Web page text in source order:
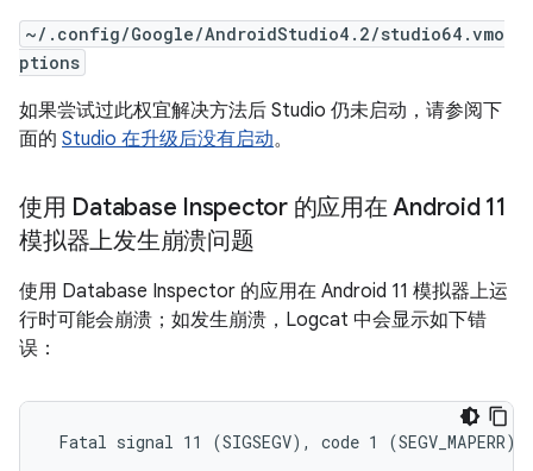
~/.config/Google/AndroidStudio4.2/studio64.vmo
ptions
如果尝试过此权宜解决方法后 Studio 仍未启动，请参阅下
面的 Studio 在升级后没有启动。
使用 Database Inspector 的应用在 Android 11
模拟器上发生崩溃问题
使用 Database Inspector 的应用在 Android 11 模拟器上运
行时可能会崩溃；如发生崩溃，Logcat 中会显示如下错
误：